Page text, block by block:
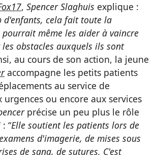
, Spencer Slaghuis explique :
d'enfants, cela fait toute la
pourrait même les aider à vaincre
obstacles auxquels ils sont
au cours de son action, la jeune
accompagne les petits patients
au service de
ou encore aux services
précise un peu plus le rôle
: “Elle soutient les patients lors de
d'imagerie, de mises sous
de sang, de sutures. C'est